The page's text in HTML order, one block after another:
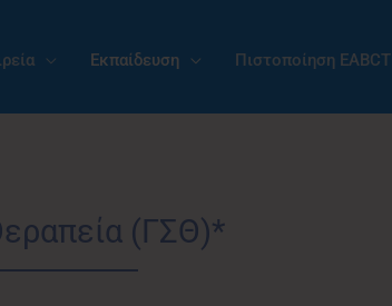
Εκπαίδευση Πιστοποίηση EABCT
(ΓΣΘ)*